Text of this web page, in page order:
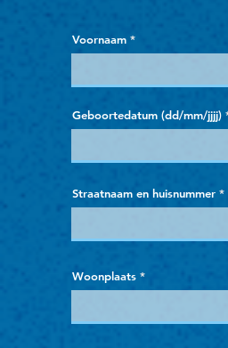
Voornaam
Geboortedatum (dd/mm/jjjj)
Straatnaam en huisnummer
Woonplaats